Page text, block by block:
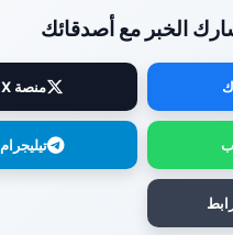
الخبر مع أصدقائك
منصة X
تيليجرام